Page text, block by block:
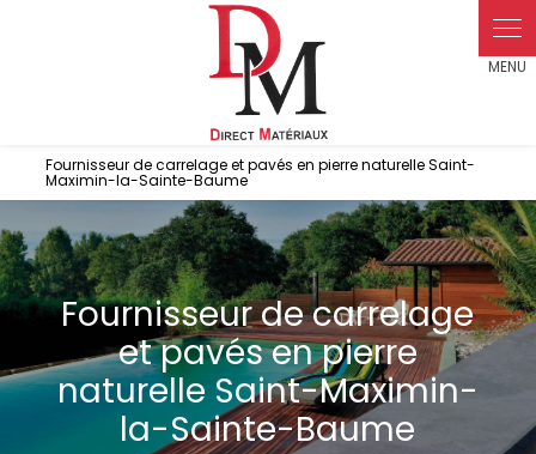
Fournisseur de carrelage et pavés en pierre naturelle Saint-
Maximin-la-Sainte-Baume
Fournisseur de carrelage
et pavés en pierre
naturelle Saint-Maximin-
la-Sainte-Baume
Panneau de gestion des cookies